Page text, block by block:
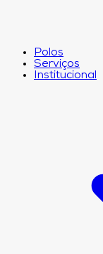
Polos
Serviços
Institucional